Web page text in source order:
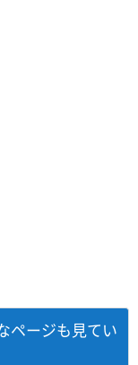
ページも見てい